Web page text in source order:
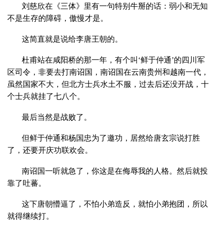
刘慈欣在《三体》里有一句特别牛掰的话：弱小和无知
不是生存的障碍，傲慢才是。
这简直就是说给李唐王朝的。
杜甫站在咸阳桥的那一年，有个叫‘鲜于仲通’的四川军
区司令，非要去打南诏国，南诏国在云南贵州和越南一代，
虽然国家不大，但北方士兵水土不服，过去后还没开战，十
个士兵就挂了七八个。
最后当然是战败了。
但鲜于仲通和杨国忠为了邀功，居然给唐玄宗说打胜
了，还要开庆功联欢会。
南诏国一听就急了，你这是在侮辱我的人格。然后就投
靠了吐蕃。
这下唐朝懵逼了，不怕小弟造反，就怕小弟抱团，所以
就得继续打。